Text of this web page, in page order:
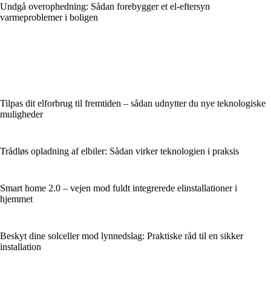
Undgå overophedning: Sådan forebygger et el-eftersyn
varmeproblemer i boligen
Tilpas dit elforbrug til fremtiden – sådan udnytter du nye teknologiske
muligheder
Trådløs opladning af elbiler: Sådan virker teknologien i praksis
Smart home 2.0 – vejen mod fuldt integrerede elinstallationer i
hjemmet
Beskyt dine solceller mod lynnedslag: Praktiske råd til en sikker
installation